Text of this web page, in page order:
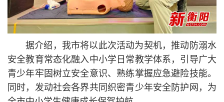
据介绍，我市将以此次活动为契机，推动防溺水
安全教育常态化融入中小学日常教学体系，引导广大
青少年牢固树立安全意识、熟练掌握应急避险技能。
同时，发动社会各界共同织密青少年安全防护网，为